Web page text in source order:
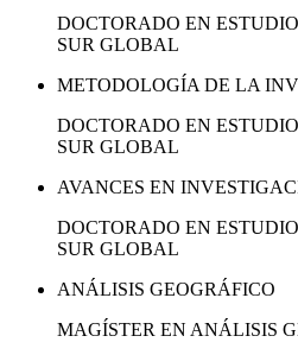
DOCTORADO EN
SUR GLOBAL
METODOLOGÍA DE LA
DOCTORADO EN
SUR GLOBAL
AVANCES EN
DOCTORADO EN
SUR GLOBAL
ANÁLISIS GEOGRÁFICO
MAGÍSTER EN ANÁLISIS